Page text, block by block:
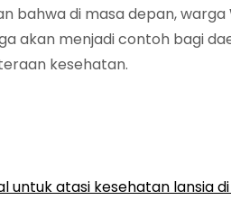
bahwa di masa depan,
akan menjadi contoh bagi
kesehatan.
atasi kesehatan lansia